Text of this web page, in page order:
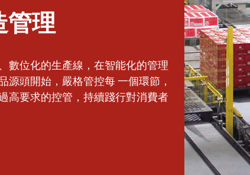
管理
數位化的生產線，在智能化的管理
源頭開始，嚴格管控每 一個環節，
高要求的控管，持續踐行對消費者